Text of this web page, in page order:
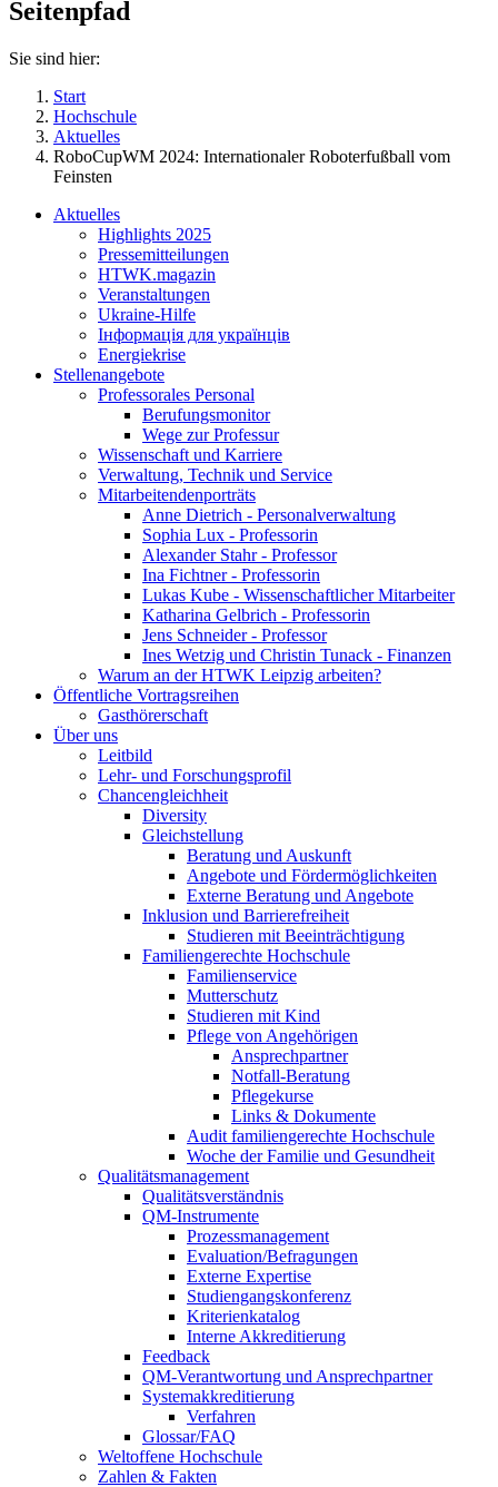
Seitenpfad
Sie sind hier:
Start
Hochschule
Aktuelles
RoboCupWM 2024: Internationaler Roboterfußball vom
Feinsten
Aktuelles
Highlights 2025
Pressemitteilungen
HTWK.magazin
Veranstaltungen
Ukraine-Hilfe
Інформація для українців
Energiekrise
Stellenangebote
Professorales Personal
Berufungsmonitor
Wege zur Professur
Wissenschaft und Karriere
Verwaltung, Technik und Service
Mitarbeitendenporträts
Anne Dietrich - Personalverwaltung
Sophia Lux - Professorin
Alexander Stahr - Professor
Ina Fichtner - Professorin
Lukas Kube - Wissenschaftlicher Mitarbeiter
Katharina Gelbrich - Professorin
Jens Schneider - Professor
Ines Wetzig und Christin Tunack - Finanzen
Warum an der HTWK Leipzig arbeiten?
Öffentliche Vortragsreihen
Gasthörerschaft
Über uns
Leitbild
Lehr- und Forschungsprofil
Chancengleichheit
Diversity
Gleichstellung
Beratung und Auskunft
Angebote und Fördermöglichkeiten
Externe Beratung und Angebote
Inklusion und Barrierefreiheit
Studieren mit Beeinträchtigung
Familiengerechte Hochschule
Familienservice
Mutterschutz
Studieren mit Kind
Pflege von Angehörigen
Ansprechpartner
Notfall-Beratung
Pflegekurse
Links & Dokumente
Audit familiengerechte Hochschule
Woche der Familie und Gesundheit
Qualitätsmanagement
Qualitätsverständnis
QM-Instrumente
Prozessmanagement
Evaluation/Befragungen
Externe Expertise
Studiengangskonferenz
Kriterienkatalog
Interne Akkreditierung
Feedback
QM-Verantwortung und Ansprechpartner
Systemakkreditierung
Verfahren
Glossar/FAQ
Weltoffene Hochschule
Zahlen & Fakten